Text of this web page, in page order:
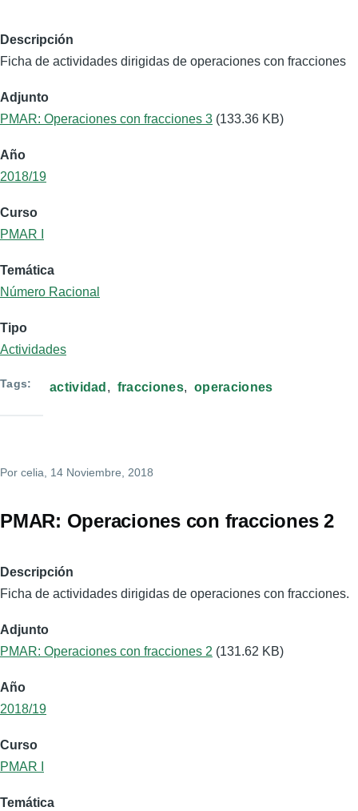
Descripción
Ficha de actividades dirigidas de operaciones con fracciones
Adjunto
PMAR: Operaciones con fracciones 3 (133.36 KB)
Año
2018/19
Curso
PMAR I
Temática
Número Racional
Tipo
Actividades
Tags actividad fracciones operaciones
Por celia , 14 Noviembre, 2018
PMAR: Operaciones con fracciones 2
Descripción
Ficha de actividades dirigidas de operaciones con fracciones.
Adjunto
PMAR: Operaciones con fracciones 2 (131.62 KB)
Año
2018/19
Curso
PMAR I
Temática